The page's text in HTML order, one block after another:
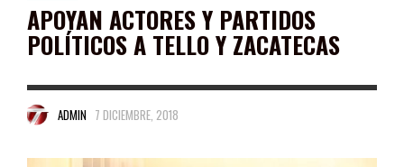
APOYAN ACTORES Y PARTIDOS
POLÍTICOS A TELLO Y ZACATECAS
ADMIN 7 DICIEMBRE, 2018